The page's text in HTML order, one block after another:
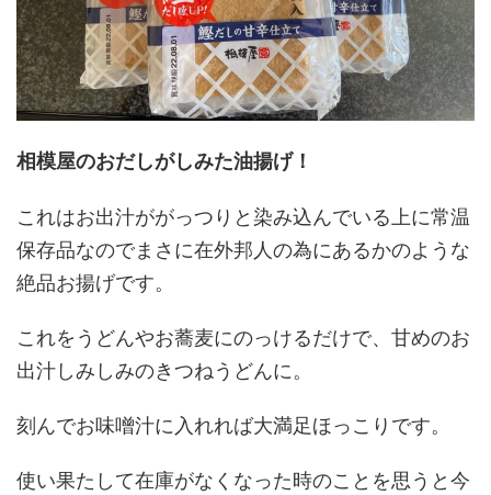
相模屋のおだしがしみた油揚げ！
これはお出汁ががっつりと染み込んでいる上に常温
保存品なのでまさに在外邦人の為にあるかのような
絶品お揚げです。
これをうどんやお蕎麦にのっけるだけで、甘めのお
出汁しみしみのきつねうどんに。
刻んでお味噌汁に入れれば大満足ほっこりです。
使い果たして在庫がなくなった時のことを思うと今